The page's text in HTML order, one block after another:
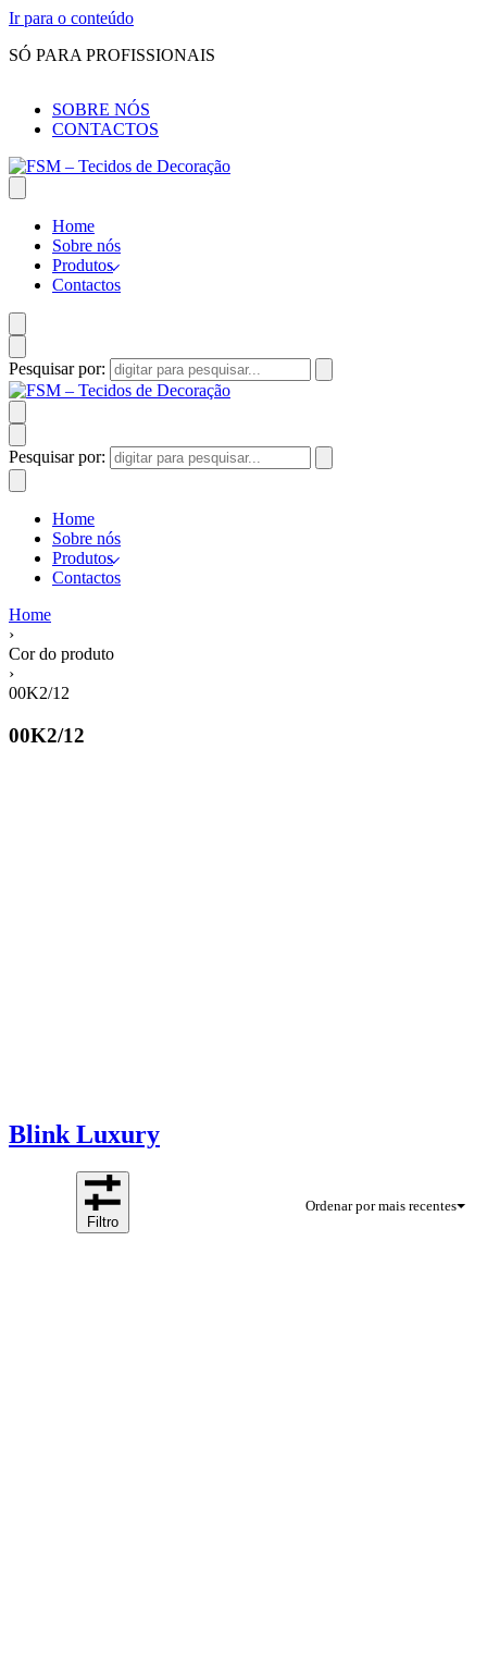
Ir para o conteúdo
SÓ PARA PROFISSIONAIS
SOBRE NÓS
CONTACTOS
Home
Sobre nós
Produtos
Contactos
Pesquisar por:
Pesquisar por:
Home
Sobre nós
Produtos
Contactos
Home
›
Cor do produto
›
00K2/12
00K2/12
Blink Luxury
Ordenar por mais recentes
Filtro